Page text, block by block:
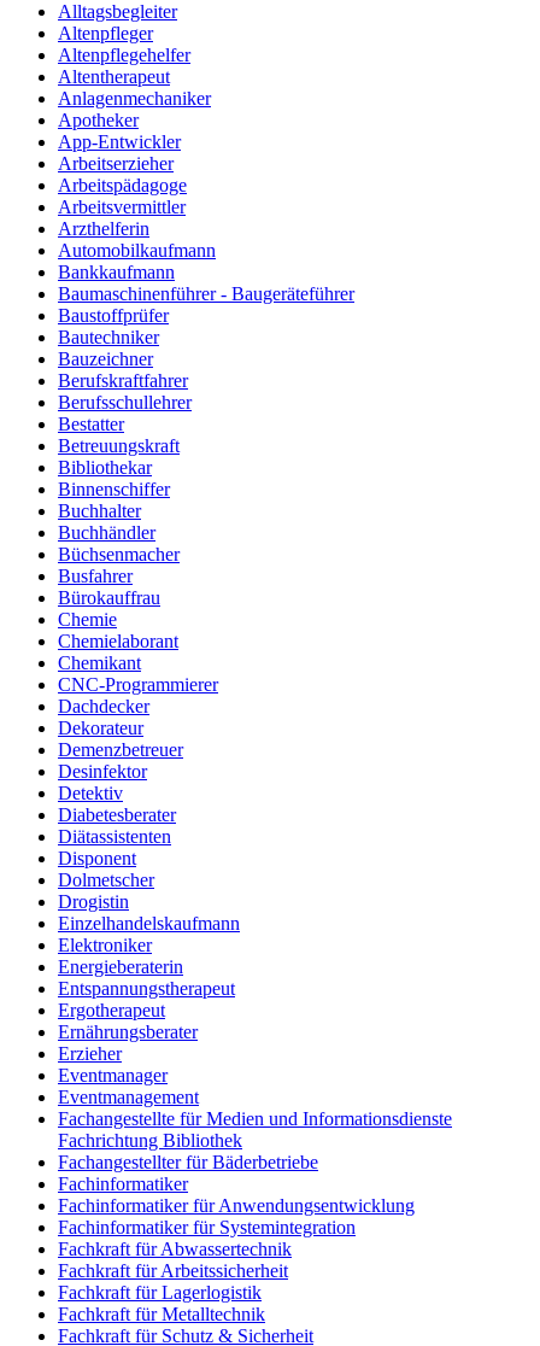
Alltagsbegleiter
Altenpfleger
Altenpflegehelfer
Altentherapeut
Anlagenmechaniker
Apotheker
App-Entwickler
Arbeitserzieher
Arbeitspädagoge
Arbeitsvermittler
Arzthelferin
Automobilkaufmann
Bankkaufmann
Baumaschinenführer - Baugeräteführer
Baustoffprüfer
Bautechniker
Bauzeichner
Berufskraftfahrer
Berufsschullehrer
Bestatter
Betreuungskraft
Bibliothekar
Binnenschiffer
Buchhalter
Buchhändler
Büchsenmacher
Busfahrer
Bürokauffrau
Chemie
Chemielaborant
Chemikant
CNC-Programmierer
Dachdecker
Dekorateur
Demenzbetreuer
Desinfektor
Detektiv
Diabetesberater
Diätassistenten
Disponent
Dolmetscher
Drogistin
Einzelhandelskaufmann
Elektroniker
Energieberaterin
Entspannungstherapeut
Ergotherapeut
Ernährungsberater
Erzieher
Eventmanager
Eventmanagement
Fachangestellte für Medien und Informationsdienste
Fachrichtung Bibliothek
Fachangestellter für Bäderbetriebe
Fachinformatiker
Fachinformatiker für Anwendungsentwicklung
Fachinformatiker für Systemintegration
Fachkraft für Abwassertechnik
Fachkraft für Arbeitssicherheit
Fachkraft für Lagerlogistik
Fachkraft für Metalltechnik
Fachkraft für Schutz & Sicherheit